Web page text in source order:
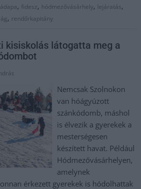
, fidesz, hódmezővásárhely, lejáratás,
, rendőrkapitány
kisiskolás látogatta meg a
Nemcsak Szolnokon
van hóágyúzott
szánkódomb, máshol
is élvezik a gyerekek a
mesterségesen
készített havat. Például
Hódmezővásárhelyen,
amelynek
érkezett gyerekek is hódolhattak